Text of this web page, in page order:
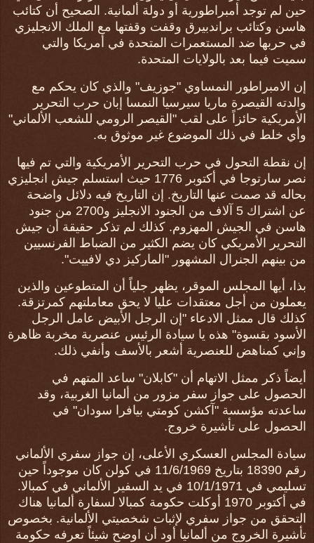
حين لم توجد أمبراطورية أو دولة ألمانية. الصحيح أن كتائب
هاسن وكتائب براندبيرق وقفت وقفتها مع الملك الانجليزي
في حربها ضد المستعمرات المتحدة في أمريكا والتي
سميت فيما بعد بالولايات المتحدة.
إن الامبراطور النمساوي "جوزيف" والذي كان يحكم مع
والدته القيصرة ماريا سيرسيا النمسا إبان حرب التحرير
الأمريكية حائزاً على لقب "القيصر الرومي للشعب الألماني"
وأي خلط في ذلك الموضوع غير موثوق به.
إن نقطة التحول في حرب التحرير الأمريكية والتي تم فيها
نصر سارتوجا في أكتوبر 1776 حيث استسلم جيش انجليزي
بحاله قد صمت عنها التاريخ. إن التاريخ فيه دلائل واضحة
عن اشتراك 5 آلاف من الجنود الانجليز و2700 من جنود
هاسن في الجيش المهزوم. كذلك لم تذكر حقيقة أن جيش
التحرير الأمريكي كان يضم الكثير من الضباط الفرنسيين
من بينهم الجنرال المشهور "الماركيز دي لافييت".
بذا، أيها المجلس الموقر، يظهر جلياً أن المتطوعين والذين
يعملون من أجل معتقدات عليا لا يحق معاملتهم كمرتزقة.
كذلك قال ممثل الادعاء "إن الرجل الأبيض عامل الرجل
الأسود بقسوة" هذه يا سيادة الرئيس عنصرية مخربة ظاهرة
وإني كمناهض للعنصرية أشعر بالأسف وأنفي ذلك.
أيضاً ذكر ممثل الاتهام أن "كابلان" ساعد المتهم في
الحصول على جواز سفر مزور من ألمانيا الغربية، وقد
ساعدته مؤسسة "آكشن كومتي بيافرا سودان" في
الحصول على تأشيرة خروج.
سيادة المجلس العسكري الأعلى، إن جواز سفري الألماني
رقم 18390 بتاريخ 11/6/1969 في كولن كان موجوداً حين
تسليمي في 10/1/1971 في يد السفير الألماني في كمبالا.
في أكتوبر 1970 أوكلت حكومة كمبالا لسفارة ألمانيا هناك
التحقق من جواز سفري لإثبات شخصيتي الألمانية. بخصوص
تأشيرة الخروج من ألمانيا أود أن اوضح شيئاً تعرفه حكومة